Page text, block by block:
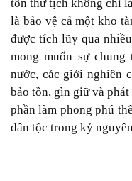
tồn thư tịch không chỉ
là bảo vệ cả một kho
được tích lũy qua
mong muốn sự
nước, các giới nghiên
bảo tồn, gìn giữ và
phần làm phong phú
dân tộc trong kỷ